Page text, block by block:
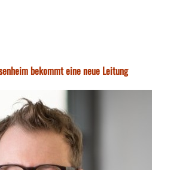
bekommt eine neue Leitung